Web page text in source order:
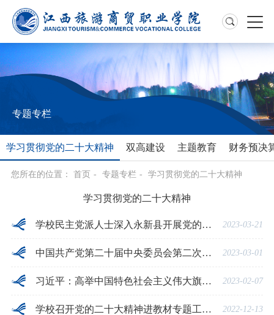
专题专栏
学习贯彻党的二十大精神 双高建设 主题教育 财务预决
您所在的位置： 首页 - 专题专栏 - 学习贯彻党的二十大精神
学习贯彻党的二十大精神
学校民主党派人士深入永新县开展党的二十大精神专题学习活动 2023-03-21
中国共产党第二十届中央委员会第二次全体会议公报 2023-03-01
习近平：高举中国特色社会主义伟大旗帜 为全面建设社会主义现代化国家而团结奋斗——在中国共产党第二十次全国代表大会上的报告 2023-02-07
学校召开党的二十大精神进教材专题工作会 2022-12-13